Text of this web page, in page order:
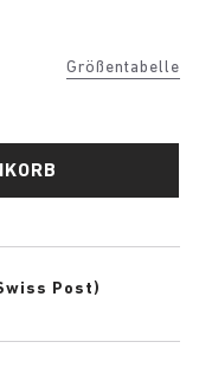
Größentabelle
Post)